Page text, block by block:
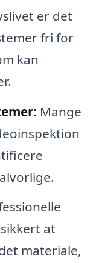
er det
fri for
kan
Mange
at
materiale,